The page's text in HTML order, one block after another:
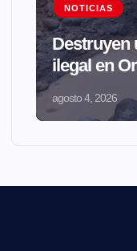
NOTICIAS
Destruyen
ilegal en
agosto 4, 2026